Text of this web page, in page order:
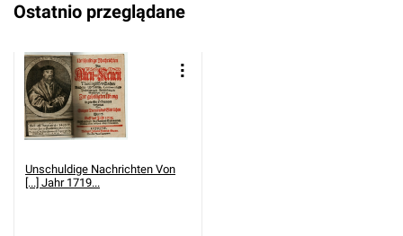
Ostatnio przeglądane
Unschuldige Nachrichten Von
[...] Jahr 1719...